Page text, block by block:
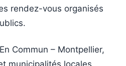
rendez-vous organisés
Commun – Montpellier,
municipalités locales